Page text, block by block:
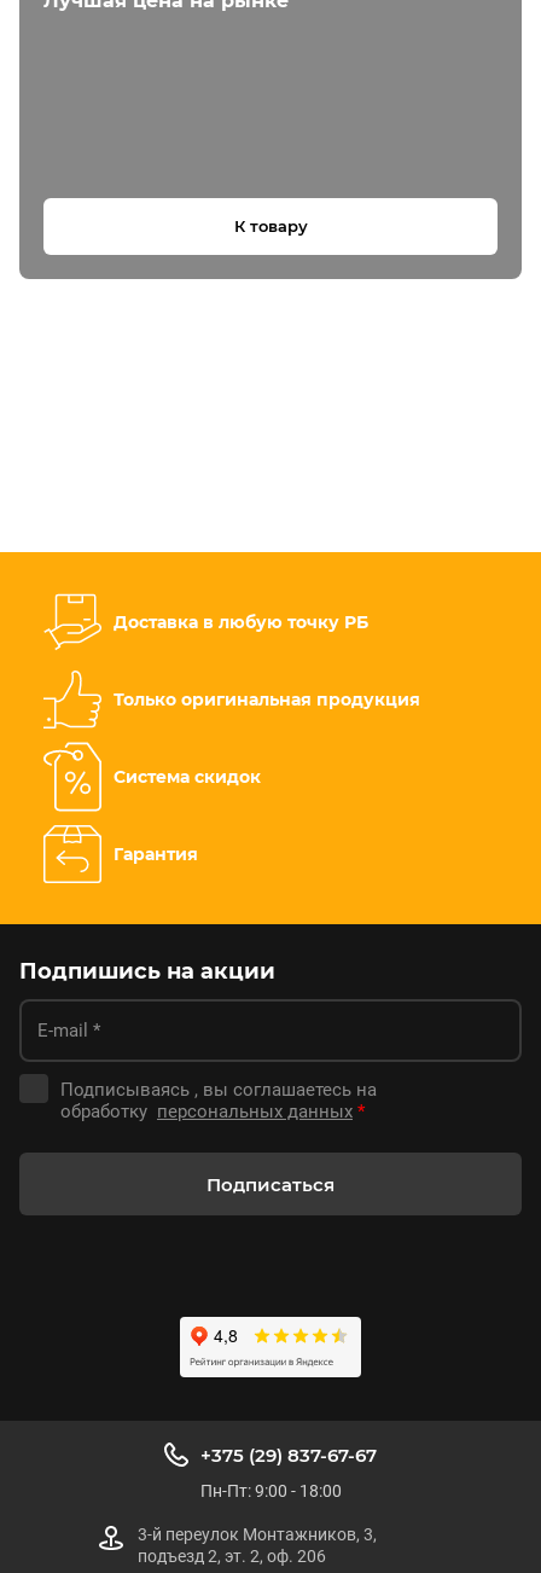
К товару
Доставка в любую точку РБ
Только оригинальная продукция
Система скидок
Гарантия
Подпишись на акции
Подписываясь , вы соглашаетесь на
обработку персональных данных *
Подписаться
+375 (29) 837-67-67
Пн-Пт: 9:00 - 18:00
3-й переулок Монтажников, 3,
подъезд 2, эт. 2, оф. 206